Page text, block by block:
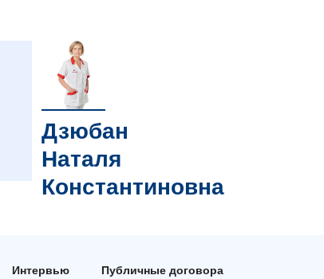
Дзюбан
Наталя
Константиновна
Интервью Публичные договора